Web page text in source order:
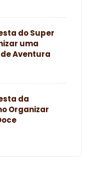
do Super
uma
Aventura
da
Organizar